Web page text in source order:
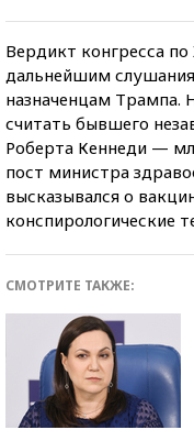
Вердикт конгресса
дальнейшим
назначенцам Трампа.
считать бывшего
Роберта Кеннеди —
пост министра
высказывался о
конспирологические
СМОТРИТЕ ТАКЖЕ: